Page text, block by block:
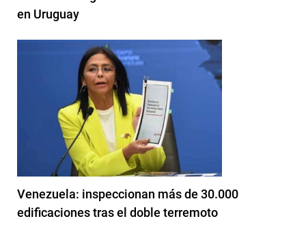
en Uruguay
Venezuela: inspeccionan más de 30.000
edificaciones tras el doble terremoto